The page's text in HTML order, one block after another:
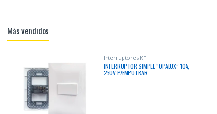
Más vendidos
Interruptores KF
INTERRUPTOR SIMPLE “OPALUX” 10A,
250V P/EMPOTRAR